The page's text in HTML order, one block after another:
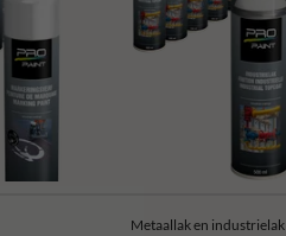
Metaallak en industrielak